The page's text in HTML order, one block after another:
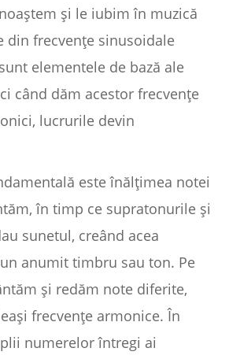
și le iubim în muzică
din frecvențe sinusoidale
elementele de bază ale
când dăm acestor frecvențe
lucrurile devin
este înălțimea notei
în timp ce supratonurile și
sunetul, creând acea
anumit timbru sau ton. Pe
și redăm note diferite,
frecvențe armonice. În
numerelor întregi ai